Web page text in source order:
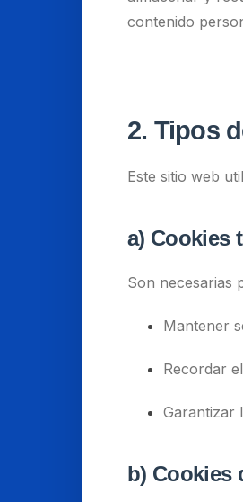
contenido
2. Tipos
Este sitio web
a) Cookies
Son necesarias
Mantener
Recordar
Garantizar
b) Cookies